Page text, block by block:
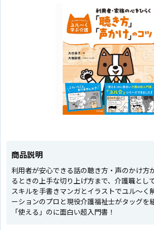
商品説明
利用者が安心できる話の聴き方・声のかけ方
るときの上手な切り上げ方まで、介護職とし
スキルを手書きマンガとイラストでユル～く
ーションのプロと現役介護福祉士がタッグを
「使える」のに面白い超入門書！